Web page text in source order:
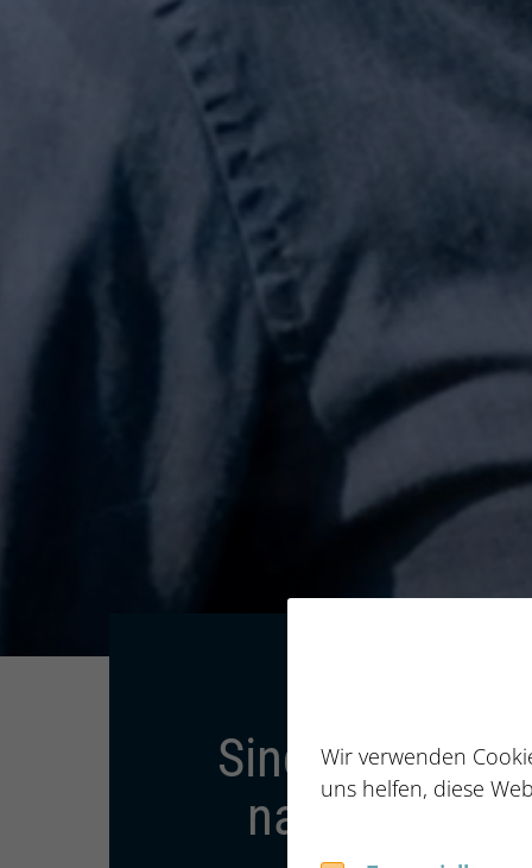
Sind Sie auf
nach Top-
Wir verwenden
uns helfen, diese